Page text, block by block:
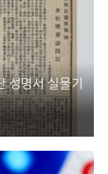
성명서 실물기